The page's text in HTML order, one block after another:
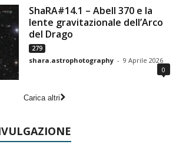
ShaRA#14.1 – Abell 370 e la
lente gravitazionale dell’Arco
del Drago
279
shara.astrophotography - 9 Aprile 2026
0
Carica altri